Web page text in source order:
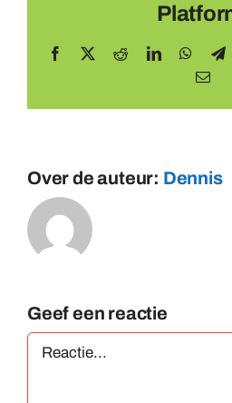
Facebook RedditLinkedIn
E-
Over de auteur: Dennis
Geef een reactie
Reactie